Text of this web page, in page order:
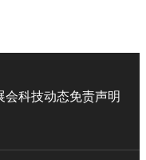
会科技动态免责声明